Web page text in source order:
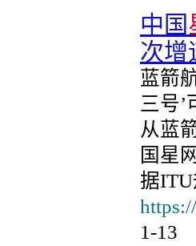
中国
次增
蓝箭
三号
从蓝
国星
据
1-13